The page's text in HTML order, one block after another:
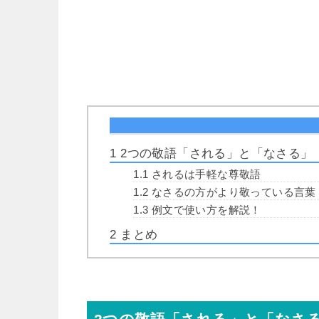
1 2つの敬語「される」と「なさる」
1.1 されるは手軽な尊敬語
1.2 なさるの方がより敬っている言葉
1.3 例文で使い方を解説！
2 まとめ